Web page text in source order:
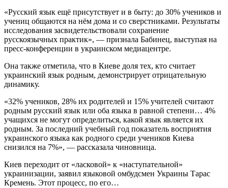
«Русский язык ещё присутствует и в быту: до 30% учеников и
учениц общаются на нём дома и со сверстниками. Результаты
исследования засвидетельствовали сохранение
русскоязычных практик», — признала Бабинец, выступая на
пресс-конференции в украинском медиацентре.
Она также отметила, что в Киеве доля тех, кто считает
украинский язык родным, демонстрирует отрицательную
динамику.
«32% учеников, 28% их родителей и 15% учителей считают
родным русский язык или оба языка в равной степени… 4%
учащихся не могут определиться, какой язык является их
родным. За последний учебный год показатель восприятия
украинского языка как родного среди учеников Киева
снизился на 7%», — рассказала чиновница.
Киев переходит от «ласковой» к «наступательной»
украинизации, заявил языковой омбудсмен Украины Тарас
Кремень. Этот процесс, по его…